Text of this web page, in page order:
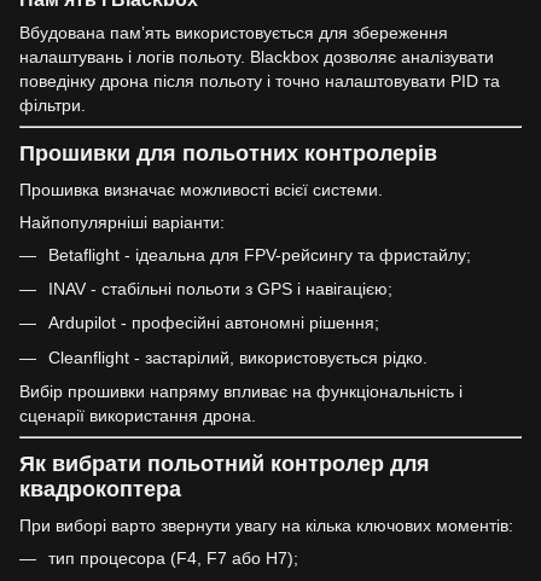
Вбудована памʼять використовується для збереження
налаштувань і логів польоту. Blackbox дозволяє аналізувати
поведінку дрона після польоту і точно налаштовувати PID та
фільтри.
Прошивки для польотних контролерів
Прошивка визначає можливості всієї системи.
Найпопулярніші варіанти:
Betaflight - ідеальна для FPV-рейсингу та фристайлу;
INAV - стабільні польоти з GPS і навігацією;
Ardupilot - професійні автономні рішення;
Cleanflight - застарілий, використовується рідко.
Вибір прошивки напряму впливає на функціональність і
сценарії використання дрона.
Як вибрати польотний контролер для
квадрокоптера
При виборі варто звернути увагу на кілька ключових моментів:
тип процесора (F4, F7 або H7);